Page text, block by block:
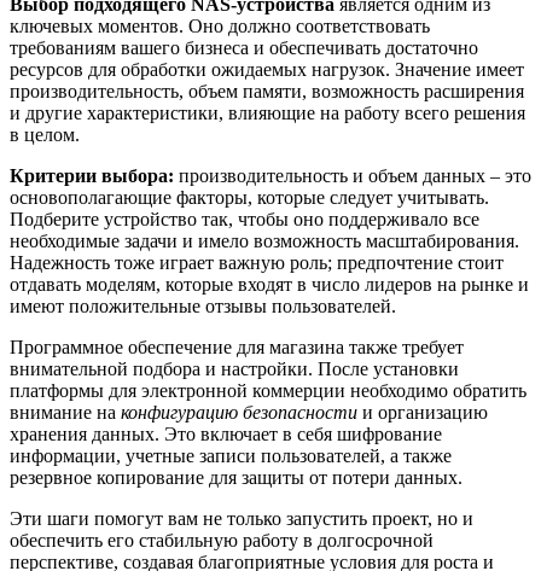
Выбор подходящего NAS-устройства является одним из
ключевых моментов. Оно должно соответствовать
требованиям вашего бизнеса и обеспечивать достаточно
ресурсов для обработки ожидаемых нагрузок. Значение имеет
производительность, объем памяти, возможность расширения
и другие характеристики, влияющие на работу всего решения
в целом.
Критерии выбора: производительность и объем данных – это
основополагающие факторы, которые следует учитывать.
Подберите устройство так, чтобы оно поддерживало все
необходимые задачи и имело возможность масштабирования.
Надежность тоже играет важную роль; предпочтение стоит
отдавать моделям, которые входят в число лидеров на рынке и
имеют положительные отзывы пользователей.
Программное обеспечение для магазина также требует
внимательной подбора и настройки. После установки
платформы для электронной коммерции необходимо обратить
внимание на конфигурацию безопасности и организацию
хранения данных. Это включает в себя шифрование
информации, учетные записи пользователей, а также
резервное копирование для защиты от потери данных.
Эти шаги помогут вам не только запустить проект, но и
обеспечить его стабильную работу в долгосрочной
перспективе, создавая благоприятные условия для роста и